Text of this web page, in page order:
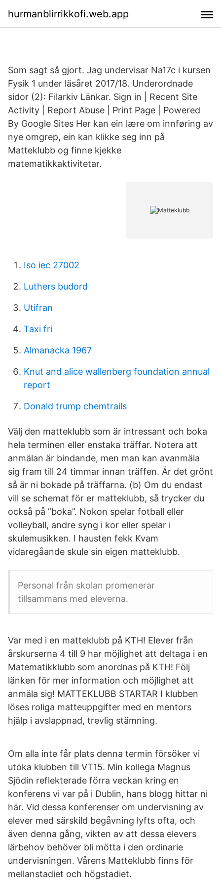
hurmanblirrikkofi.web.app
Som sagt så gjort. Jag undervisar Na17c i kursen
Fysik 1 under läsåret 2017/18. Underordnade
sidor (2): Filarkiv Länkar. Sign in | Recent Site
Activity | Report Abuse | Print Page | Powered
By Google Sites Her kan ein lære om innføring av
nye omgrep, ein kan klikke seg inn på
Matteklubb og finne kjekke
matematikkaktivitetar.
Iso iec 27002
Luthers budord
Utifran
Taxi fri
Almanacka 1967
Knut and alice wallenberg foundation annual
report
Donald trump chemtrails
Välj den matteklubb som är intressant och boka
hela terminen eller enstaka träffar. Notera att
anmälan är bindande, men man kan avanmäla
sig fram till 24 timmar innan träffen. Är det grönt
så är ni bokade på träffarna. (b) Om du endast
vill se schemat för er matteklubb, så trycker du
också på ”boka”. Nokon spelar fotball eller
volleyball, andre syng i kor eller spelar i
skulemusikken. I hausten fekk Kvam
vidaregåande skule sin eigen matteklubb.
Personal från skolan promenerar
tillsammans med eleverna.
Var med i en matteklubb på KTH! Elever från
årskurserna 4 till 9 har möjlighet att deltaga i en
Matematikklubb som anordnas på KTH! Följ
länken för mer information och möjlighet att
anmäla sig! MATTEKLUBB STARTAR I klubben
löses roliga matteuppgifter med en mentors
hjälp i avslappnad, trevlig stämning.
Om alla inte får plats denna termin försöker vi
utöka klubben till VT15. Min kollega Magnus
Sjödin reflekterade förra veckan kring en
konferens vi var på i Dublin, hans blogg hittar ni
här. Vid dessa konferenser om undervisning av
elever med särskild begåvning lyfts ofta, och
även denna gång, vikten av att dessa elevers
lärbehov behöver bli mötta i den ordinarie
undervisningen. Vårens Matteklubb finns för
mellanstadiet och högstadiet.